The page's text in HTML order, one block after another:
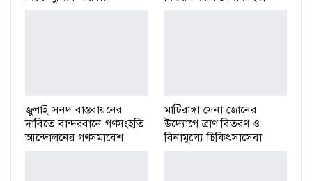
জুলাই সনদ বাস্তবায়নের
দাবিতে বান্দরবানে গণসংহতি
আন্দোলনের গণসমাবেশ
মাটিরাঙ্গা সেনা জোনের
উদ্যোগে ত্রাণ বিতরণ ও
বিনামূল্যে চিকিৎসাসেবা